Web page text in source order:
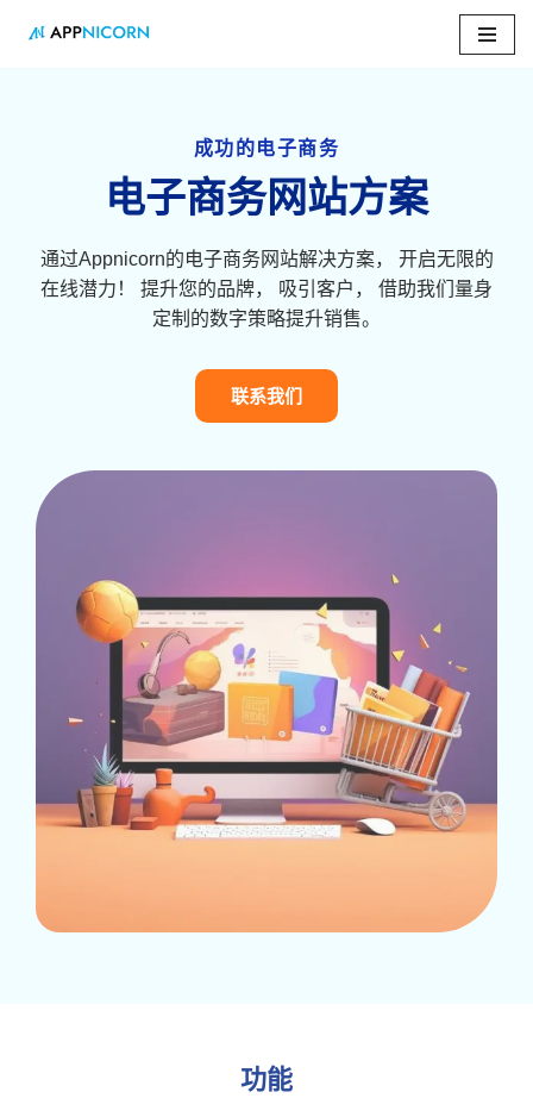
成功的电子商务
电子商务网站方案
通过Appnicorn的电子商务网站解决方案， 开启无限的
在线潜力！ 提升您的品牌， 吸引客户， 借助我们量身
定制的数字策略提升销售。
联系我们
功能